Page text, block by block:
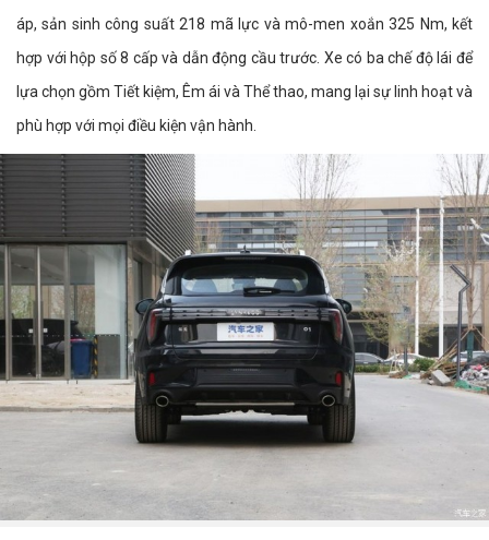
áp, sản sinh công suất 218 mã lực và mô-men xoắn 325 Nm, kết
hợp với hộp số 8 cấp và dẫn động cầu trước. Xe có ba chế độ lái để
lựa chọn gồm Tiết kiệm, Êm ái và Thể thao, mang lại sự linh hoạt và
phù hợp với mọi điều kiện vận hành.